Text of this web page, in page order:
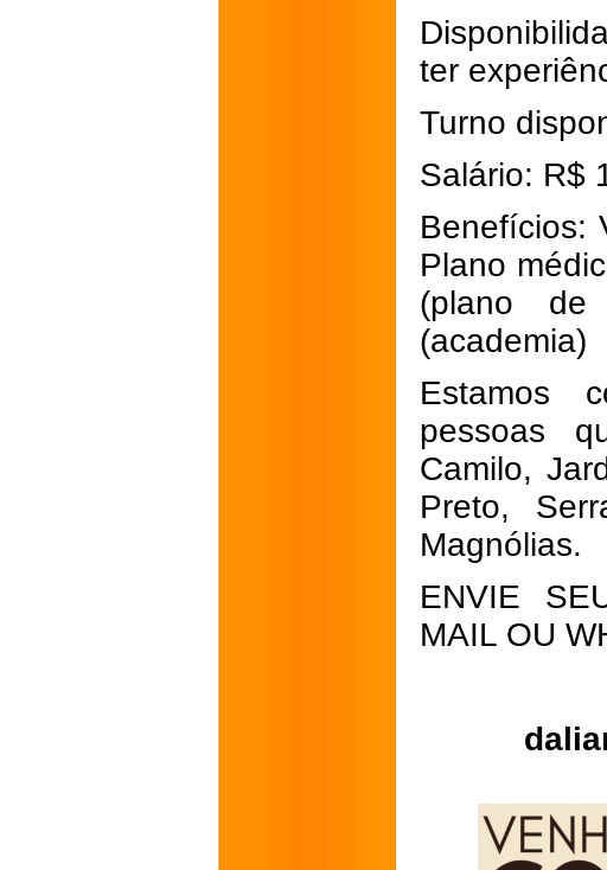
ter
Turno
Salário: R$
Benefícios:
Plano
(plano de
(academia)
Estamos
pessoas
Camilo,
Preto,
Magnólias.
ENVIE
MAIL OU